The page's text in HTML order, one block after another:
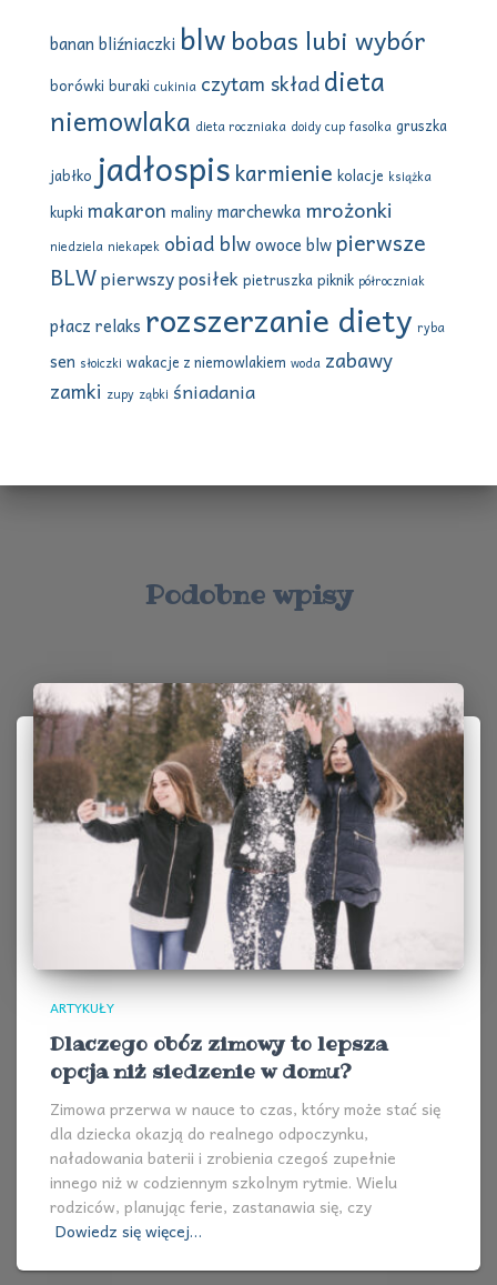
banan bliźniaczki blwbobas lubi wybór
borówki buraki cukinia czytam składdieta
niemowlaka dieta roczniaka doidy cup fasolka gruszka
jabłko jadłospis karmienie kolacje książka
kupki makaron malinymarchewka mrożonki
niedziela niekapek obiad blwowoce blwpierwsze
BLWpierwszy posiłekpietruszkapiknik półroczniak
płacz relaks rozszerzanie diety ryba
sen słoiczki wakacje z niemowlakiem woda zabawy
zamki zupy ząbki śniadania
Podobne wpisy
ARTYKUŁY
Dlaczego obóz zimowy to lepsza
opcja niż siedzenie w domu?
Zimowa przerwa w nauce to czas, który może stać się
dla dziecka okazją do realnego odpoczynku,
naładowania baterii i zrobienia czegoś zupełnie
innego niż w codziennym szkolnym rytmie. Wielu
rodziców, planując ferie, zastanawia się, czy
Dowiedz się więcej…